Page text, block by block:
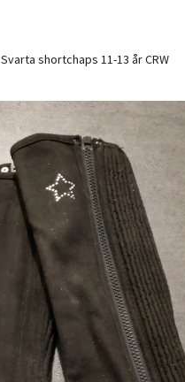
Svarta shortchaps 11-13 år CRW